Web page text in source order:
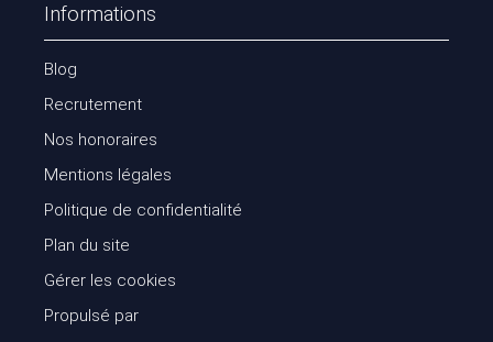
Informations
Blog
Recrutement
Nos honoraires
Mentions légales
Politique de confidentialité
Plan du site
Gérer les cookies
Propulsé par